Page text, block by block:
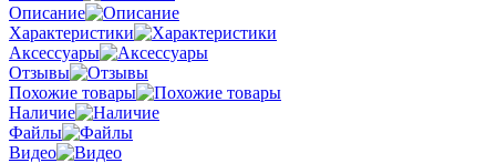
Описание
Характеристики
Аксессуары
Отзывы
Похожие товары
Наличие
Файлы
Видео